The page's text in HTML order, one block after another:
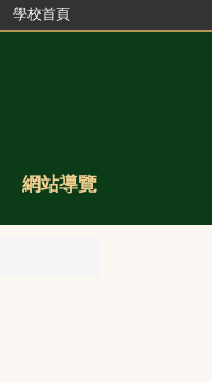
網站導覽
學校首頁